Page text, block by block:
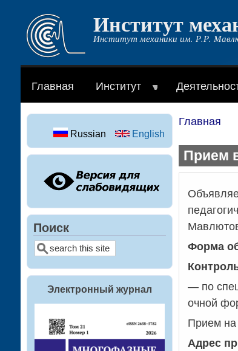
Перейти
основному
содержанию
Институт
Институт механики им. Р.Р.
Главная Институт
Главная
Прием
Форма
— по
очной
Прием на
Адрес
Russian English
Поиск
Поиск
Электронный журнал